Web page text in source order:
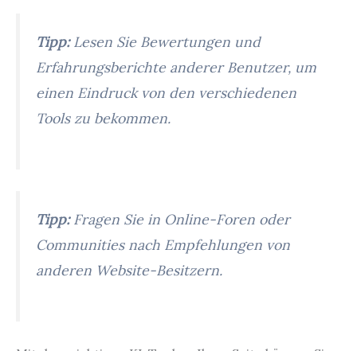
Tipp:Lesen Sie Bewertungen und
Erfahrungsberichte anderer Benutzer, um
einen Eindruck von den verschiedenen
Tools zu bekommen.
Tipp:Fragen Sie in Online-Foren oder
Communities nach Empfehlungen von
anderen Website-Besitzern.